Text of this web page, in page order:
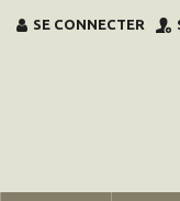
SE CONNECTER